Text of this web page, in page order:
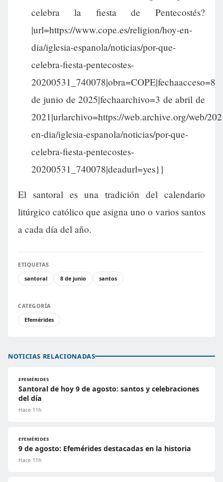
celebra la fiesta de Pentecostés?
|url=https://www.cope.es/religion/hoy-en-
dia/iglesia-espanola/noticias/por-que-
celebra-fiesta-pentecostes-
20200531_740078|obra=COPE|fechaacceso=8
de junio de 2025|fechaarchivo=3 de abril de
2021|urlarchivo=https://web.archive.org/web/
en-dia/iglesia-espanola/noticias/por-que-
celebra-fiesta-pentecostes-
20200531_740078|deadurl=yes}}
El santoral es una tradición del calendario
litúrgico católico que asigna uno o varios santos
a cada día del año.
ETIQUETAS
santoral
8 de junio santos
CATEGORÍA
Efemérides
NOTICIAS RELACIONADAS
EFEMÉRIDES
Santoral de hoy 9 de agosto: santos y celebraciones
del día
Hace 11h
EFEMÉRIDES
9 de agosto: Efemérides destacadas en la historia
Hace 11h